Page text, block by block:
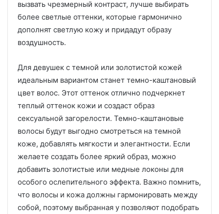
вызвать чрезмерный контраст, лучше выбирать
более светлые оттенки, которые гармонично
дополнят светлую кожу и придадут образу
воздушность.
Для девушек с темной или золотистой кожей
идеальным вариантом станет темно-каштановый
цвет волос. Этот оттенок отлично подчеркнет
теплый оттенок кожи и создаст образ
сексуальной загорелости. Темно-каштановые
волосы будут выгодно смотреться на темной
коже, добавлять мягкости и элегантности. Если
желаете создать более яркий образ, можно
добавить золотистые или медные локоны для
особого ослепительного эффекта. Важно помнить,
что волосы и кожа должны гармонировать между
собой, поэтому выбранная у позволяют подобрать